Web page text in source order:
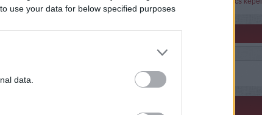
use your data for below specified purposes
data.
Keresés